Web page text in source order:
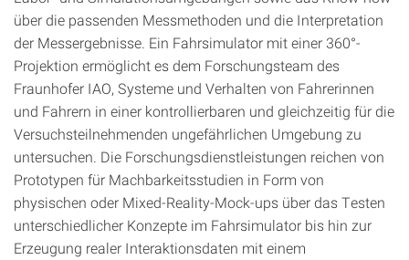
über die passenden Messmethoden und die Interpretation
der Messergebnisse. Ein Fahrsimulator mit einer 360°-
Projektion ermöglicht es dem Forschungsteam des
Fraunhofer IAO, Systeme und Verhalten von Fahrerinnen
und Fahrern in einer kontrollierbaren und gleichzeitig für die
Versuchsteilnehmenden ungefährlichen Umgebung zu
untersuchen. Die Forschungsdienstleistungen reichen von
Prototypen für Machbarkeitsstudien in Form von
physischen oder Mixed-Reality-Mock-ups über das Testen
unterschiedlicher Konzepte im Fahrsimulator bis hin zur
Erzeugung realer Interaktionsdaten mit einem